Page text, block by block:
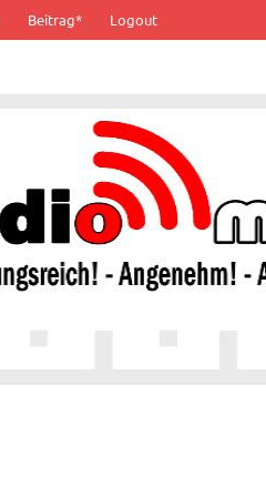
Beitrag* Logout